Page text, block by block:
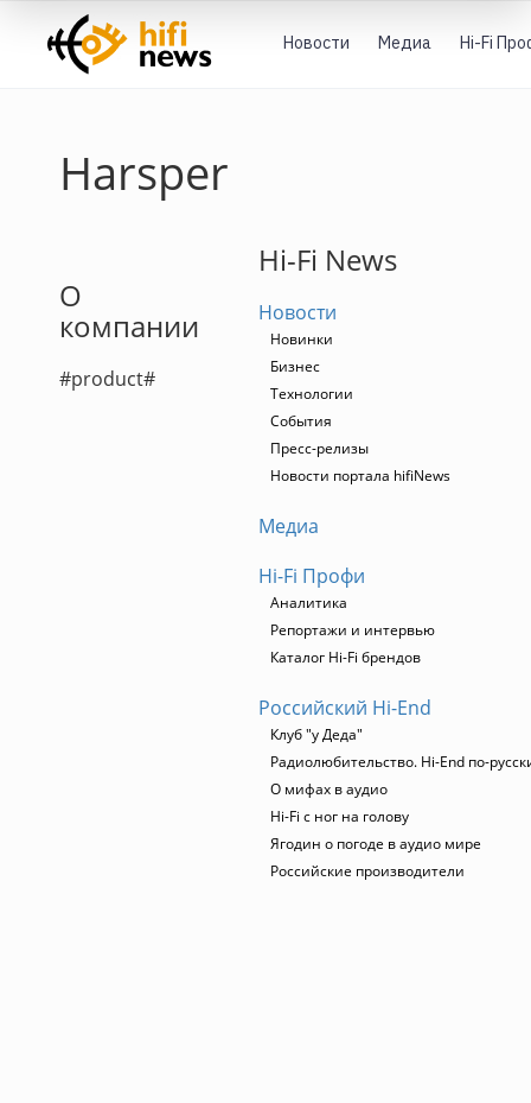
Новости Медиа Hi-Fi
Harsper
О
компании
#product#
Hi-Fi News
Новости
Новинки
Бизнес
Технологии
События
Пресс-релизы
Новости портала hifiNews
Медиа
Hi-Fi Профи
Аналитика
Репортажи и интервью
Каталог Hi-Fi брендов
Российский Hi-End
Клуб "у Деда"
Радиолюбительство. Hi-End по-
О мифах в аудио
Hi-Fi с ног на голову
Ягодин о погоде в аудио мире
Российские производители